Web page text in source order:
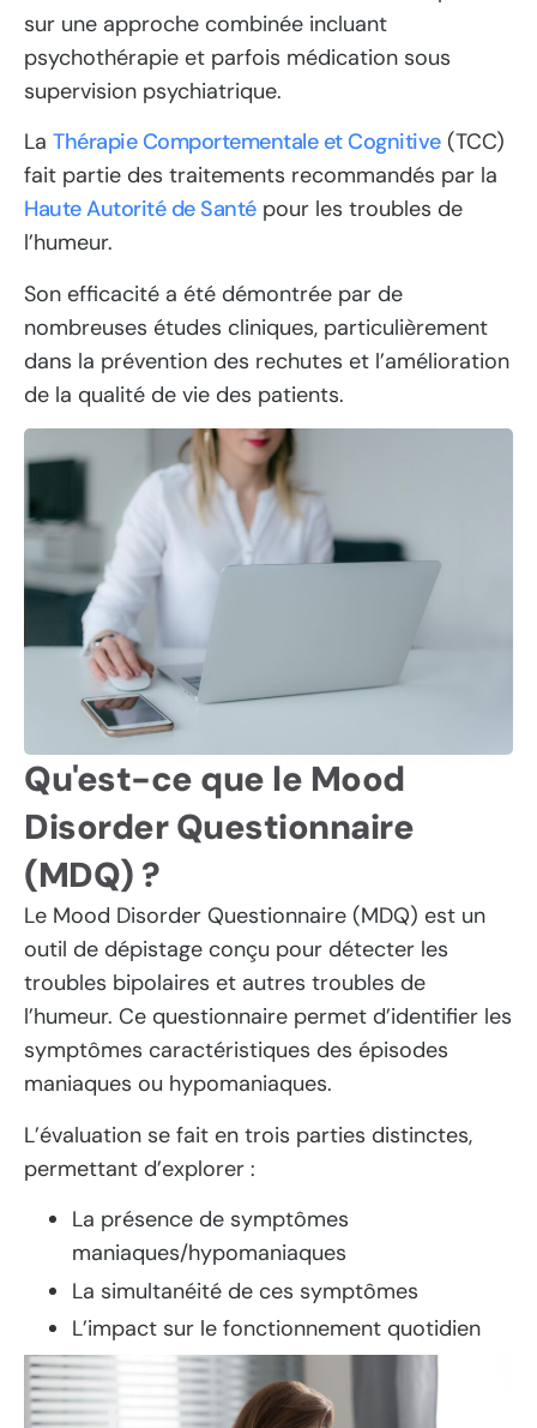
sur une approche combinée incluant
psychothérapie et parfois médication sous
supervision psychiatrique.
La Thérapie Comportementale et Cognitive(TCC)
fait partie des traitements recommandés par la
Haute Autorité de Santépour les troubles de
l’humeur.
Son efficacité a été démontrée par de
nombreuses études cliniques, particulièrement
dans la prévention des rechutes et l’amélioration
de la qualité de vie des patients.
Qu'est-ce que le Mood
Disorder Questionnaire
(MDQ) ?
Le Mood Disorder Questionnaire (MDQ) est un
outil de dépistage conçu pour détecter les
troubles bipolaires et autres troubles de
l’humeur. Ce questionnaire permet d’identifier les
symptômes caractéristiques des épisodes
maniaques ou hypomaniaques.
L’évaluation se fait en trois parties distinctes,
permettant d’explorer :
La présence de symptômes
maniaques/hypomaniaques
La simultanéité de ces symptômes
L’impact sur le fonctionnement quotidien